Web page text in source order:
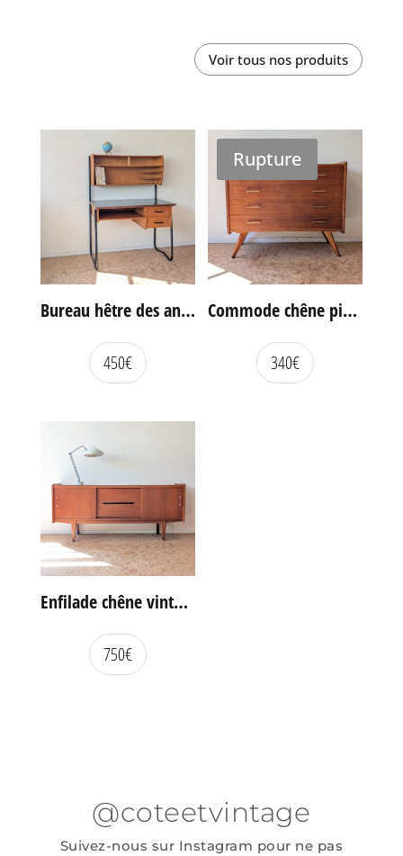
Voir tous nos produits
Bureau hêtre des années 60
450€
Rupture
Commode chêne pieds compas vintage
340€
Enfilade chêne vintage portes coulissantes
750€
@coteetvintage
Suivez-nous sur Instagram pour ne pas